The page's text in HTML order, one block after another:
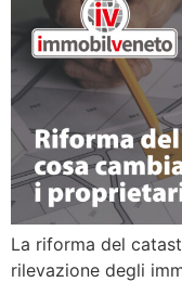
La riforma del
rilevazione degli